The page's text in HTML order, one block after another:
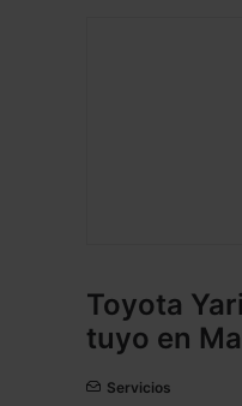
Toyota
tuyo en
Servicios